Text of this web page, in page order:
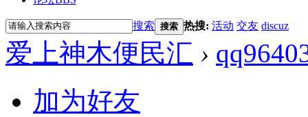
搜索 搜索 热搜: 活动 交友 discuz
爱上神木便民汇 ›
加为好友